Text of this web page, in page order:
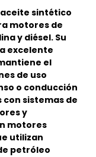
aceite sintético
motores de
y diésel. Su
excelente
el
de uso
o conducción
con sistemas de
y
motores
utilizan
petróleo